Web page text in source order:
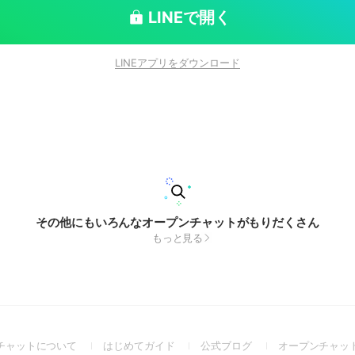
LINEで開く
LINEアプリをダウンロード
その他にもいろんなオープンチャットがもりだくさん
もっと見る
ャットについて
(Openはじめてガイド
(Open公式ブログ
(Openオープンチャッ